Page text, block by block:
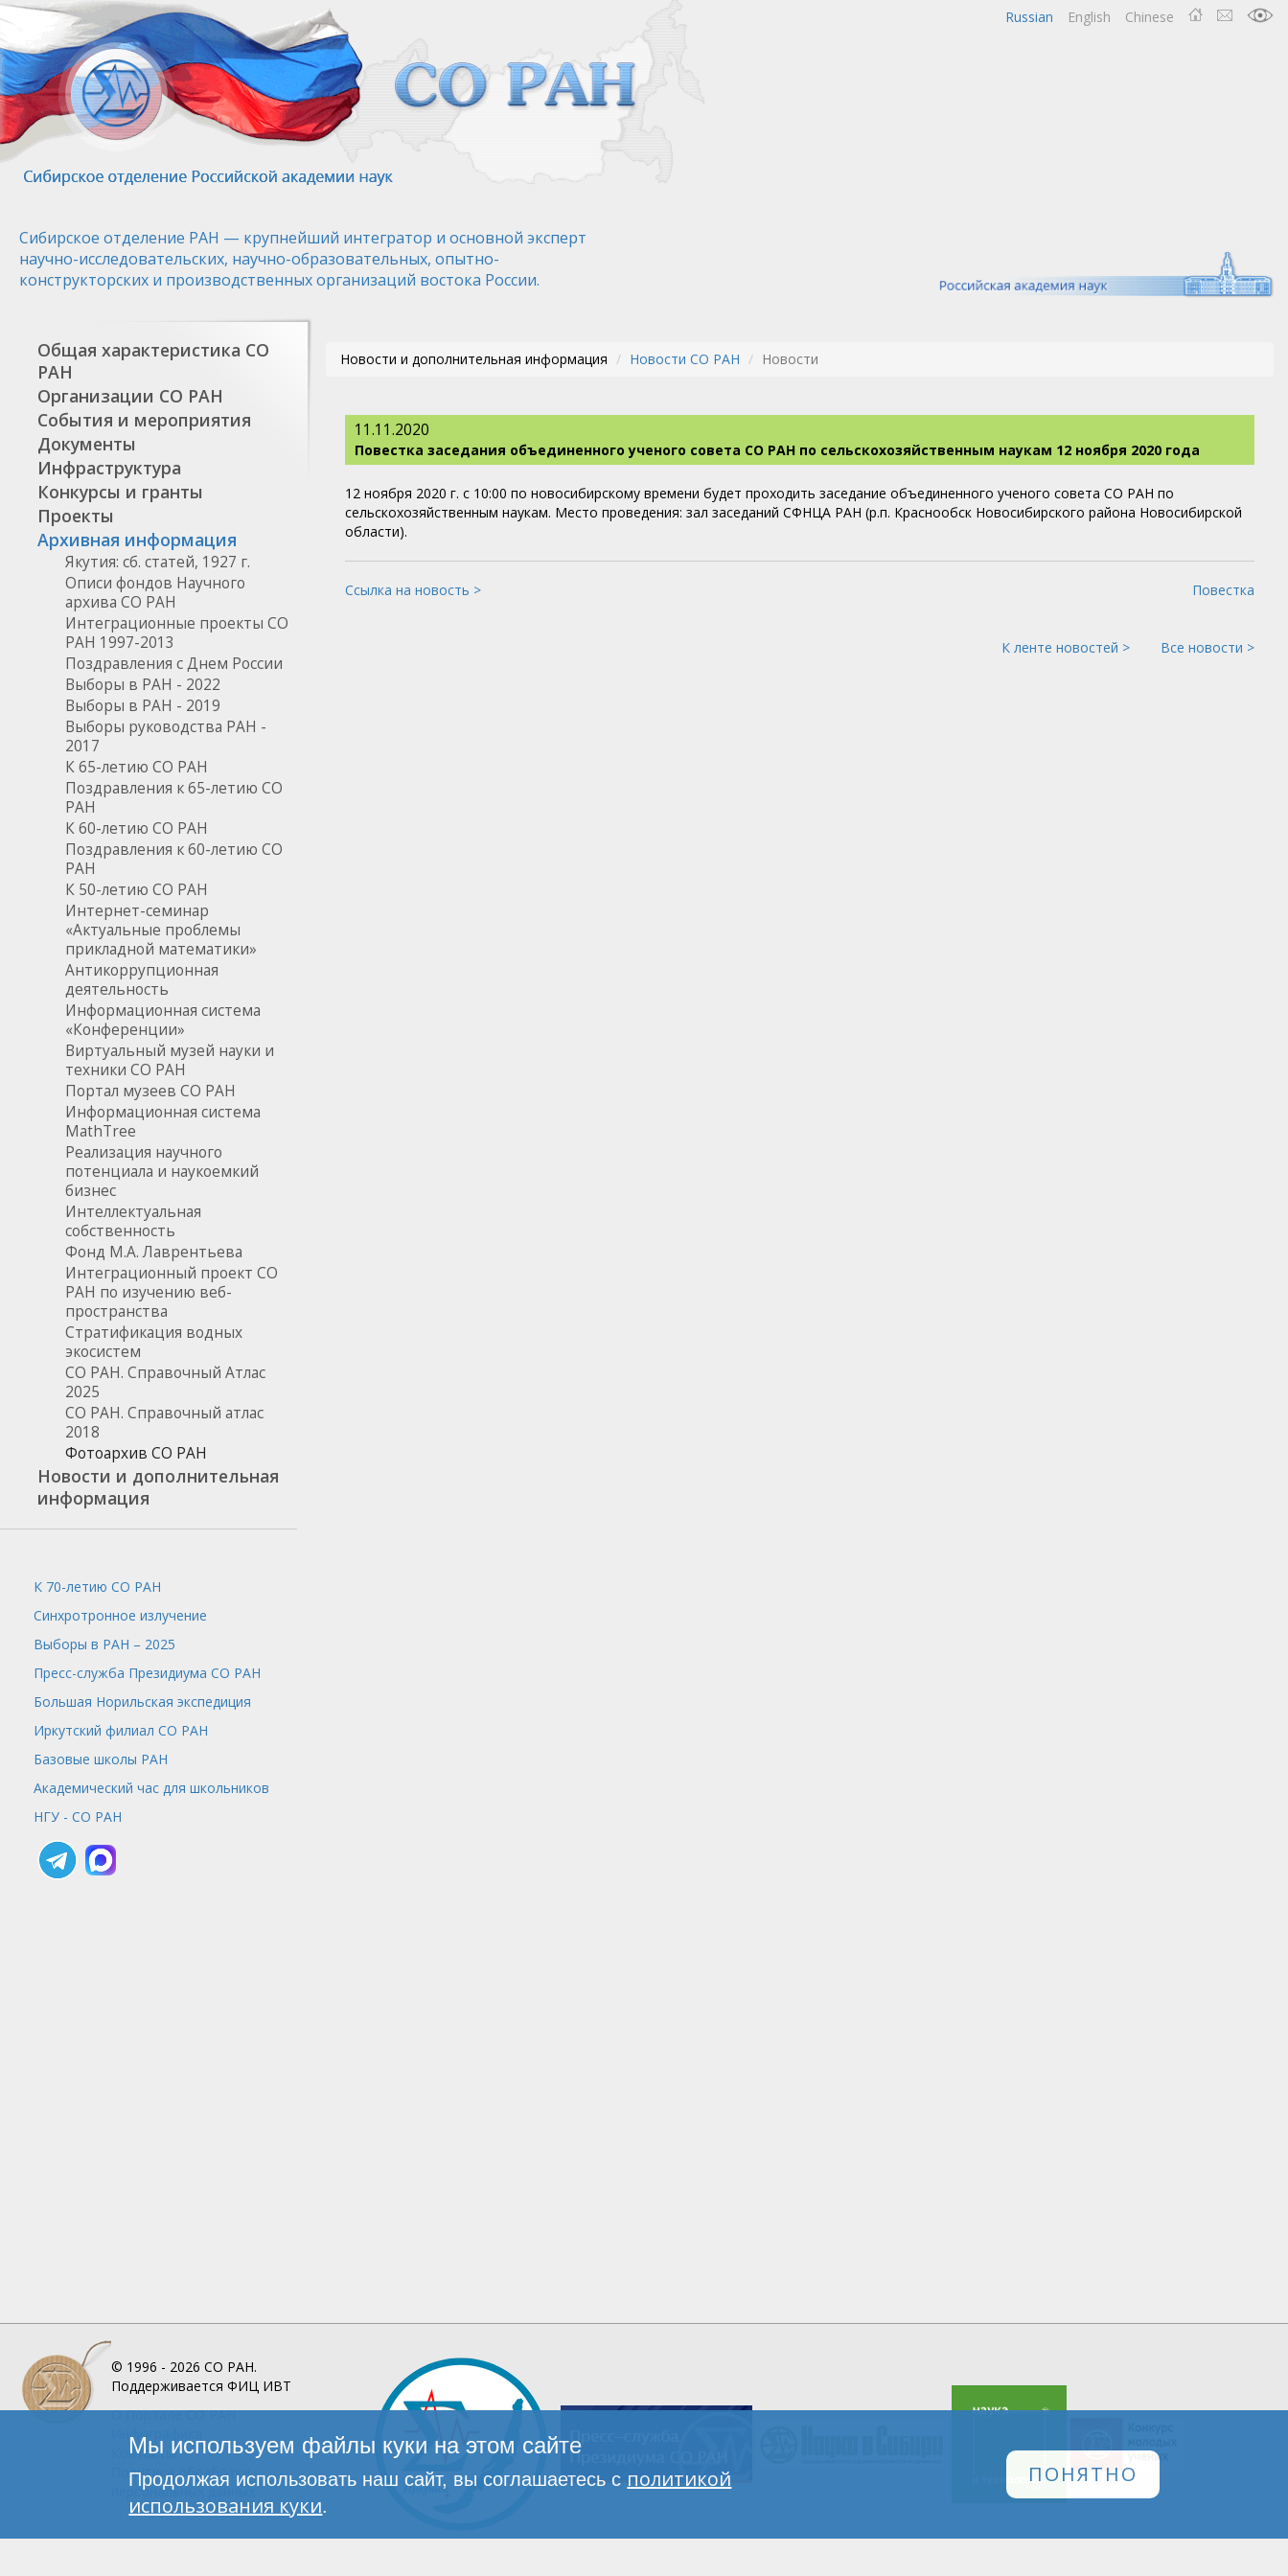
Перейти
основному
содержанию
Chinese
English
Russian
Сибирское отделение РАН — крупнейший интегратор и основной эксперт
научно-исследовательских, научно-образовательных, опытно-
конструкторских и производственных организаций востока России.
Общая характеристика СО
РАН
Организации СО РАН
События и мероприятия
Документы
Инфраструктура
Конкурсы и гранты
Проекты
Архивная информация
Якутия: сб. статей, 1927 г.
Описи фондов Научного
архива СО РАН
Интеграционные проекты СО
РАН 1997-2013
Поздравления с Днем России
Выборы в РАН - 2022
Выборы в РАН - 2019
Выборы руководства РАН -
2017
К 65-летию СО РАН
Поздравления к 65-летию СО
РАН
К 60-летию СО РАН
Поздравления к 60-летию СО
РАН
К 50-летию СО РАН
Интернет-семинар
«Актуальные проблемы
прикладной математики»
Антикоррупционная
деятельность
Информационная система
«Конференции»
Виртуальный музей науки и
техники СО РАН
Портал музеев СО РАН
Информационная система
MathTree
Реализация научного
потенциала и наукоемкий
бизнес
Интеллектуальная
собственность
Фонд М.А. Лаврентьева
Интеграционный проект СО
РАН по изучению веб-
пространства
Стратификация водных
экосистем
СО РАН. Справочный Атлас
2025
СО РАН. Справочный атлас
2018
Фотоархив СО РАН
Новости и дополнительная
информация
К 70-летию СО РАН
Синхротронное излучение
Выборы в РАН – 2025
Пресс-служба Президиума СО РАН
Большая Норильская экспедиция
Иркутский филиал СО РАН
Базовые школы РАН
Академический час для школьников
НГУ - СО РАН
Новости и дополнительная информация Новости СО РАН Новости
11.11.2020
Повестка заседания объединенного ученого совета СО РАН по сельскохозяйственным наукам 12 ноября 2020 года
12 ноября 2020 г. с 10:00 по новосибирскому времени будет проходить заседание объединенного ученого совета СО РАН по
сельскохозяйственным наукам. Место проведения: зал заседаний СФНЦА РАН (р.п. Краснообск Новосибирского района Новосибирской
области).
Ссылка на новость > Повестка
К ленте новостей > Все новости >
© 1996 - 2026 СО РАН.
Поддерживается ФИЦ ИВТ
О ПорталеСО РАН
Инфографика
Контакты
Политика обработки
персональных данных
Мы используем файлы куки на этом сайте
Продолжая использовать наш сайт, вы соглашаетесь с политикой
использования куки.
ПОНЯТНО